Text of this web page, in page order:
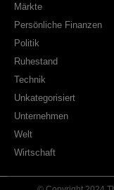
Märkte
Persönliche Finanzen
Politik
Ruhestand
Technik
Unkategorisiert
Unternehmen
Welt
Wirtschaft